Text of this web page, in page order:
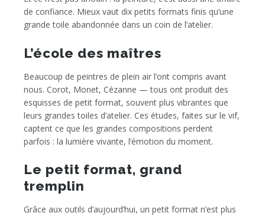
de confiance. Mieux vaut dix petits formats finis qu’une
grande toile abandonnée dans un coin de l’atelier.
L’école des maîtres
Beaucoup de peintres de plein air l’ont compris avant
nous. Corot, Monet, Cézanne — tous ont produit des
esquisses de petit format, souvent plus vibrantes que
leurs grandes toiles d’atelier. Ces études, faites sur le vif,
captent ce que les grandes compositions perdent
parfois : la lumière vivante, l’émotion du moment.
Le petit format, grand
tremplin
Grâce aux outils d’aujourd’hui, un petit format n’est plus